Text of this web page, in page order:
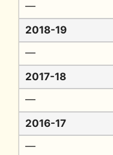
━
2018-19
━
2017-18
━
2016-17
━